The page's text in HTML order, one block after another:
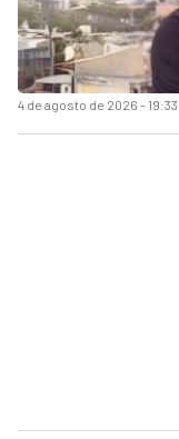
4 de agosto de 2026 - 19:33